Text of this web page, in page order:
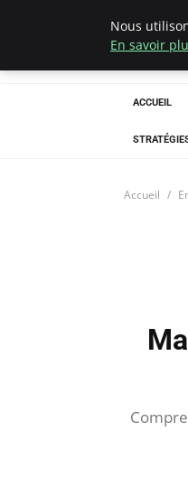
ACCUEIL
Accueil
Nous
En savoir